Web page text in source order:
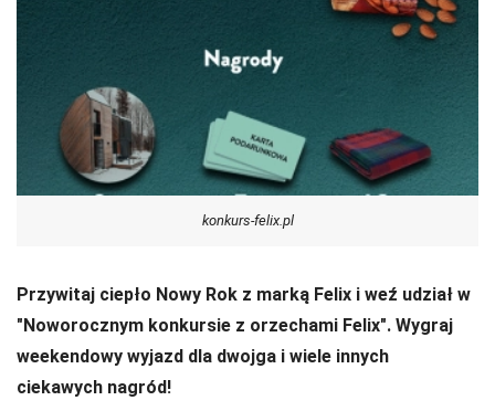
konkurs-felix.pl
Przywitaj ciepło Nowy Rok z marką Felix i weź udział w
"Noworocznym konkursie z orzechami Felix". Wygraj
weekendowy wyjazd dla dwojga i wiele innych
ciekawych nagród!